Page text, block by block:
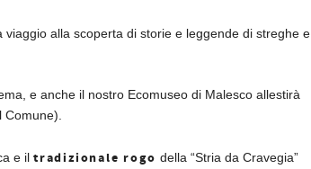
alla scoperta di storie e leggende di streghe e
e anche il nostro Ecomuseo di Malesco allestirà
Comune).
e il tradizionale rogo della “Stria da Cravegia”